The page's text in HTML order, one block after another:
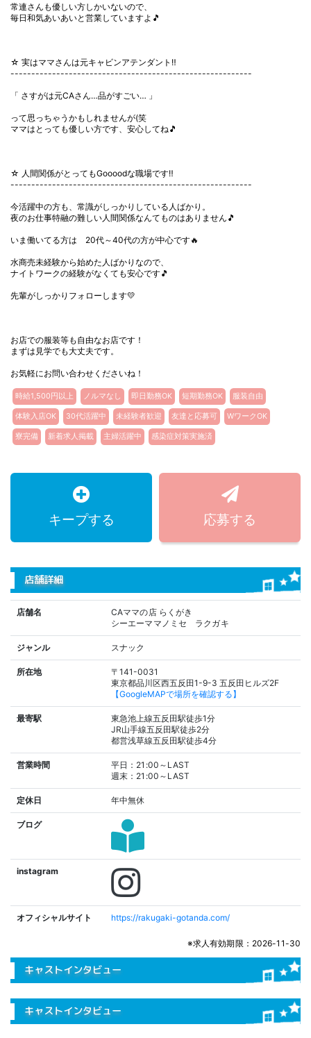
常連さんも優しい方しかいないので、
毎日和気あいあいと営業していますよ🎵
☆ 実はママさんは元キャビンアテンダント‼
----------------------------------------------------------
「 さすがは元CAさん…品がすごい… 」
って思っちゃうかもしれませんが(笑
ママはとっても優しい方です、安心してね🎵
☆ 人間関係がとってもGoooodな職場です‼
----------------------------------------------------------
今活躍中の方も、常識がしっかりしている人ばかり。
夜のお仕事特融の難しい人間関係なんてものはありません🎵
いま働いてる方は 20代～40代の方が中心です🔥
水商売未経験から始めた人ばかりなので、
ナイトワークの経験がなくても安心です🎵
先輩がしっかりフォローします💛
お店での服装等も自由なお店です！
まずは見学でも大丈夫です。
お気軽にお問い合わせくださいね！
時給1,500円以上 ノルマなし 即日勤務OK 短期勤務OK 服装自由
体験入店OK 30代活躍中 未経験者歓迎 友達と応募可 WワークOK
寮完備 新着求人掲載 主婦活躍中 感染症対策実施済
キープする 応募する
店舗詳細
店舗名
CAママの店 らくがき
シーエーママノミセ ラクガキ
ジャンル スナック
所在地
〒141-0031
東京都品川区西五反田1-9-3 五反田ヒルズ2F
【GoogleMAPで場所を確認する】
最寄駅
東急池上線五反田駅徒歩1分
JR山手線五反田駅徒歩2分
都営浅草線五反田駅徒歩4分
営業時間
平日：21:00～LAST
週末：21:00～LAST
定休日 年中無休
ブログ
instagram
オフィシャルサイト https://rakugaki-gotanda.com/
※求人有効期限：2026-11-30
キャストインタビュー
キャストインタビュー